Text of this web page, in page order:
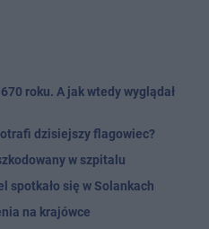
roku. A jak wtedy wyglądał
dzisiejszy flagowiec?
w szpitalu
spotkało się w Solankach
na krajówce